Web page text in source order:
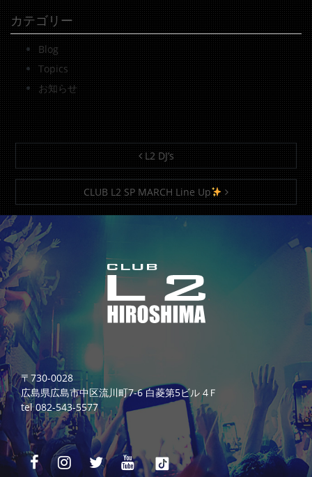
カテゴリー
Blog
Topics
お知らせ
投稿ナビゲーション
L2 DJ’s
CLUB L2 SP MARCH Line Up
〒730-0028
広島県広島市中区流川町7-6 白菱第5ビル 4Ｆ
tel 082-543-5577